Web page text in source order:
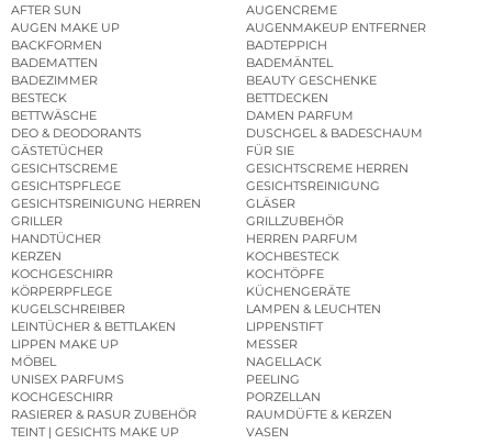
AFTER SUN
AUGENCREME
AUGEN MAKE UP
AUGENMAKEUP ENTFERNER
BACKFORMEN
BADTEPPICH
BADEMATTEN
BADEMÄNTEL
BADEZIMMER
BEAUTY GESCHENKE
BESTECK
BETTDECKEN
BETTWÄSCHE
DAMEN PARFUM
DEO & DEODORANTS
DUSCHGEL & BADESCHAUM
GÄSTETÜCHER
FÜR SIE
GESICHTSCREME
GESICHTSCREME HERREN
GESICHTSPFLEGE
GESICHTSREINIGUNG
GESICHTSREINIGUNG HERREN
GLÄSER
GRILLER
GRILLZUBEHÖR
HANDTÜCHER
HERREN PARFUM
KERZEN
KOCHBESTECK
KOCHGESCHIRR
KOCHTÖPFE
KÖRPERPFLEGE
KÜCHENGERÄTE
KUGELSCHREIBER
LAMPEN & LEUCHTEN
LEINTÜCHER & BETTLAKEN
LIPPENSTIFT
LIPPEN MAKE UP
MESSER
MÖBEL
NAGELLACK
UNISEX PARFUMS
PEELING
KOCHGESCHIRR
PORZELLAN
RASIERER & RASUR ZUBEHÖR
RAUMDÜFTE & KERZEN
TEINT | GESICHTS MAKE UP
VASEN